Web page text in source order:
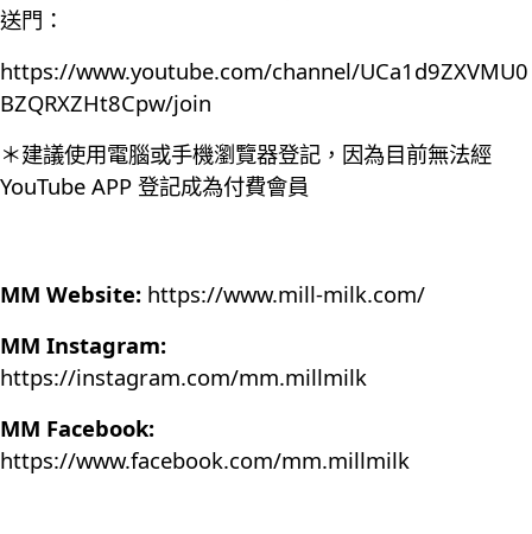
送門：
https://www.youtube.com/channel/UCa1d9ZXVMU0
BZQRXZHt8Cpw/join
＊建議使用電腦或手機瀏覽器登記，因為目前無法經
YouTube APP 登記成為付費會員
MM Website: https://www.mill-milk.com/
MM Instagram:
https://instagram.com/mm.millmilk
MM Facebook:
https://www.facebook.com/mm.millmilk